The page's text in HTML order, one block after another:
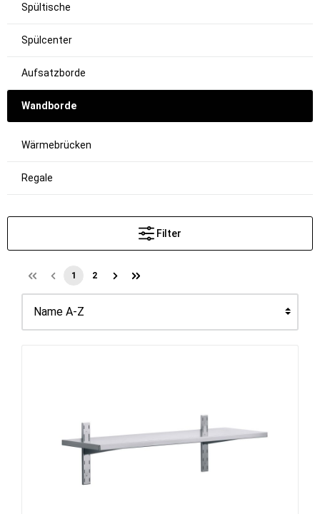
Spültische
Spülcenter
Aufsatzborde
Wandborde
Wärmebrücken
Regale
Filter
1 2